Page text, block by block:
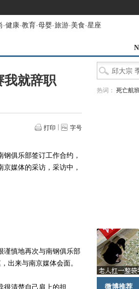
-健康-教育-母婴-旅游-美食-星座
我就辞职
打印 字号
俱乐部签订工作合约，
媒体的采访，采访中，
慎地再次与南钢俱乐部
出来与南京媒体会面。
清楚自己肩上的担
热词： 死亡航
微博推荐